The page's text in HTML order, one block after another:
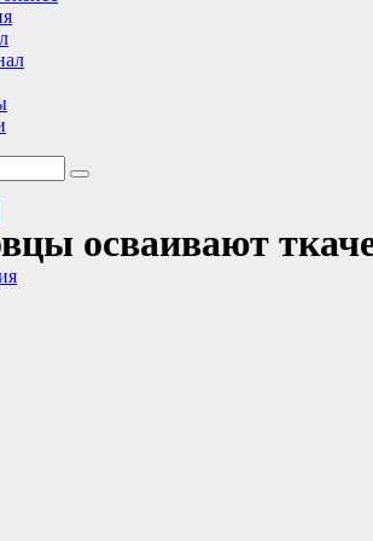
осваивают